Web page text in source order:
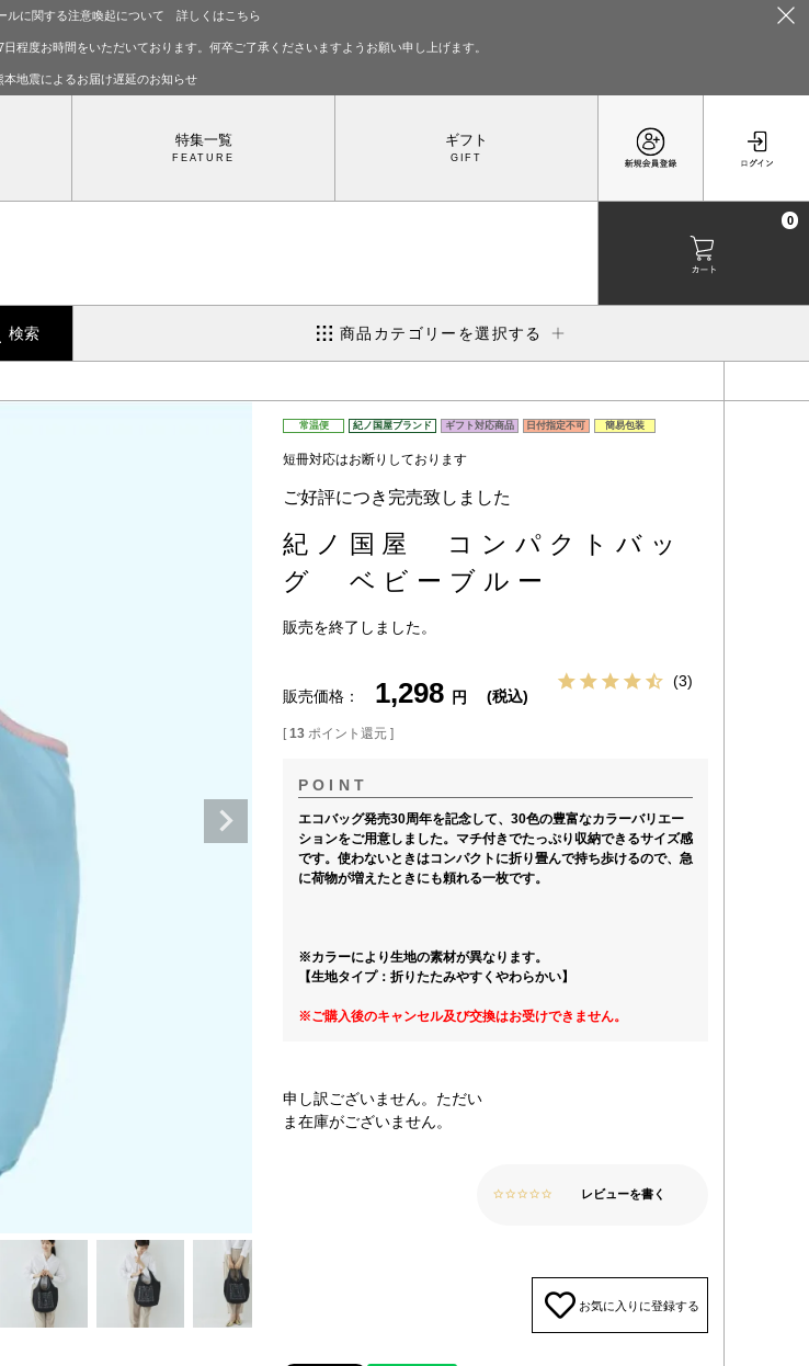
ルに関する注意喚起について 詳しくはこちら
程度お時間をいただいております。何卒ご了承くださいますようお願い申し上げます。
本地震によるお届け遅延のお知らせ
0
特集一覧 ギフト
検索 商品カテゴリーを選択する
常温便 紀ノ国屋ブランド ギフト対応商品 日付指定不可 簡易包装
短冊対応はお断りしております
ご好評につき完売致しました
紀ノ国屋 コンパクトバッ
グ ベビーブルー
販売を終了しました。
販売価格 1,298 税込
3
[13 ポイント還元 ]
エコバッグ発売30周年を記念して、30色の豊富なカラーバリエー
ションをご用意しました。マチ付きでたっぷり収納できるサイズ感
です。使わないときはコンパクトに折り畳んで持ち歩けるので、急
に荷物が増えたときにも頼れる一枚です。
※カラーにより生地の素材が異なります。
【生地タイプ：折りたたみやすくやわらかい】
※ご購入後のキャンセル及び交換はお受けできません。
申し訳ございません。ただい
ま在庫がございません。
レビューを書く
お気に入りに登録する